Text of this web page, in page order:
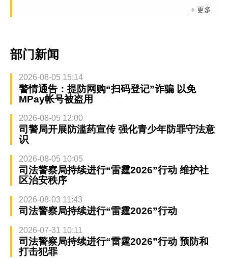
+ 更多
部门新闻
2026-08-05 15:14
警情通告：提防网购“扫码登记”诈骗 以免
MPay帐号被盗用
2026-08-05 12:00
司警局开展防滥药宣传 强化青少年防罪守法意
识
2026-08-05 10:05
司法警察局持续进行“雷霆2026”行动 维护社
区治安秩序
2026-08-03 11:43
司法警察局持续进行“雷霆2026”行动
2026-07-31 10:11
司法警察局持续进行“雷霆2026”行动 预防和
打击犯罪